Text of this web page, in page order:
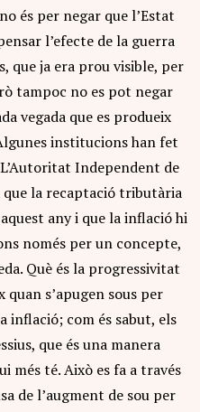
és per negar que l’Estat
l’efecte de la guerra
que ja era prou visible, per
tampoc no es pot negar
vegada que es produeix
institucions han fet
Independent de
la recaptació tributària
any i que la inflació hi
només per un concepte,
Què és la progressivitat
quan s’apugen sous per
inflació; com és sabut, els
que és una manera
més té. Això es fa a través
de l’augment de sou per